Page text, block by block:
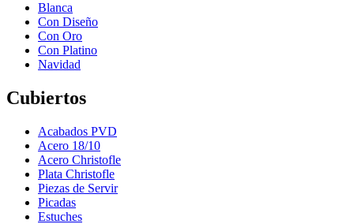
Blanca
Con Diseño
Con Oro
Con Platino
Navidad
Cubiertos
Acabados PVD
Acero 18/10
Acero Christofle
Plata Christofle
Piezas de Servir
Picadas
Estuches